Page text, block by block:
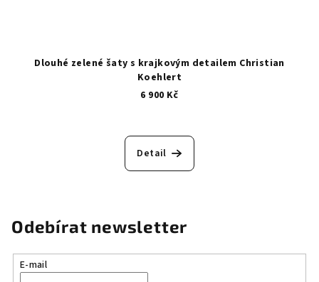
Dlouhé zelené šaty s krajkovým detailem Christian
Koehlert
6 900 Kč
Detail
Odebírat newsletter
E-mail